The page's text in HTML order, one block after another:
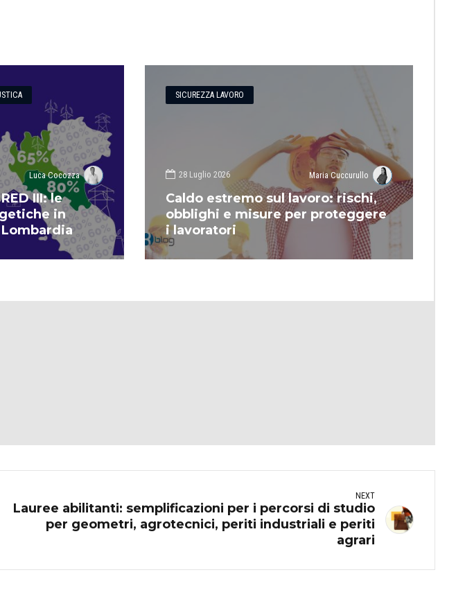
Luca Cocozza
III: le
in
SICUREZZA LAVORO
28 Luglio 2026 Maria Cuccurullo
Caldo estremo sul lavoro: rischi,
obblighi e misure per proteggere
i lavoratori
NEXT
Lauree abilitanti: semplificazioni per i percorsi di studio
per geometri, agrotecnici, periti industriali e periti
agrari